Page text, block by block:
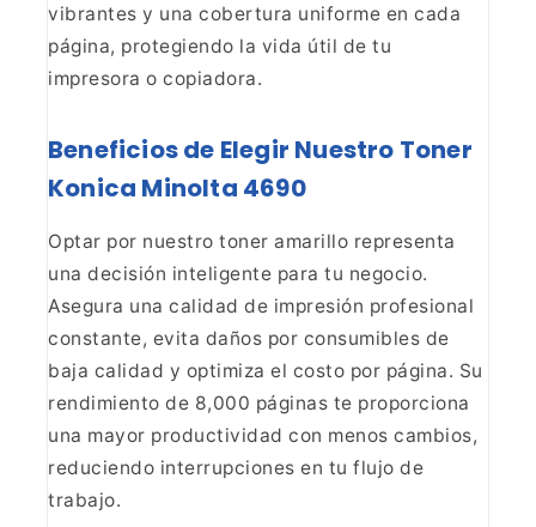
vibrantes y una cobertura uniforme en cada
página, protegiendo la vida útil de tu
impresora o copiadora.
Beneficios de Elegir Nuestro Toner
Konica Minolta 4690
Optar por nuestro toner amarillo representa
una decisión inteligente para tu negocio.
Asegura una calidad de impresión profesional
constante, evita daños por consumibles de
baja calidad y optimiza el costo por página. Su
rendimiento de 8,000 páginas te proporciona
una mayor productividad con menos cambios,
reduciendo interrupciones en tu flujo de
trabajo.